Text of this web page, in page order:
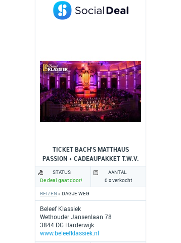
TICKET BACH'S MATTHAUS
PASSION + CADEAUPAKKET T.W.V.
70 EURO
Beleef Klassiek
Wethouder Jansenlaan 78
3844 DG Harderwijk
www.beleefklassiek.nl
REIZEN» DAGJE WEG
STATUS
De deal gaat door!
AANTAL
0 x verkocht